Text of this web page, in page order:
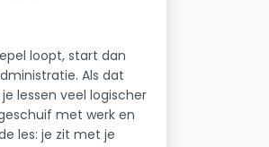
loopt, start dan
Als dat
lessen veel logischer
met werk en
les: je zit met je